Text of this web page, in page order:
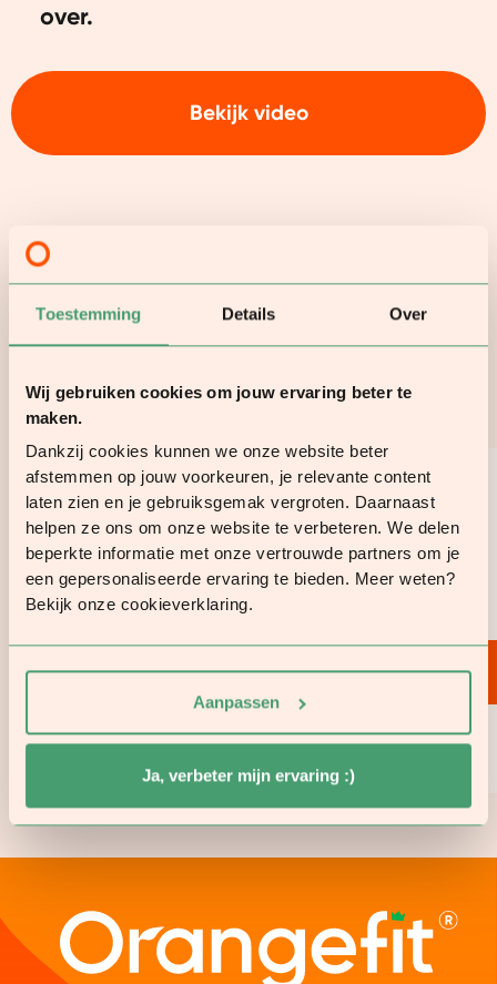
Toestemming Details Over
Wij gebruiken cookies om jouw ervaring beter te
maken.
Dankzij cookies kunnen we onze website beter
afstemmen op jouw voorkeuren, je relevante content
laten zien en je gebruiksgemak vergroten. Daarnaast
helpen ze ons om onze website te verbeteren. We delen
beperkte informatie met onze vertrouwde partners om je
een gepersonaliseerde ervaring te bieden. Meer weten?
Bekijk onze cookieverklaring.
Aanpassen
Ja, verbeter mijn ervaring :)
over.
Bekijk video
Shop de bestsellers
4.8
3293 reviews
Diet
Nr. 1 getest Consumentenbond
Meteen bestellen
Meer weten?